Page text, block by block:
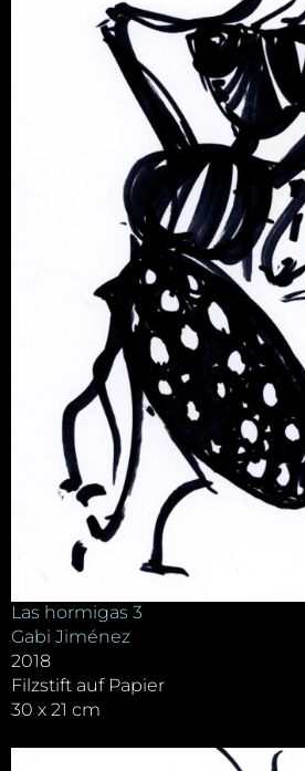
Las hormigas 3
Gabi Jiménez
2018
Filzstift auf Papier
30 x 21 cm